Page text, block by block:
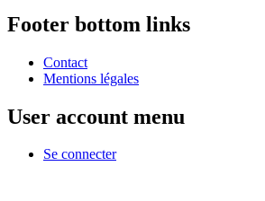
Footer bottom links
Contact
Mentions légales
User account menu
Se connecter